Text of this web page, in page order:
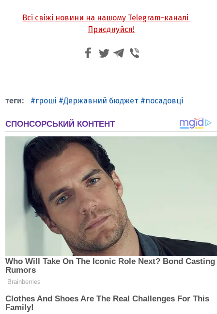
Всі свіжі новини на нашому Telegram-каналі
Приєднуйся!
гроші Державний бюджет посадовці